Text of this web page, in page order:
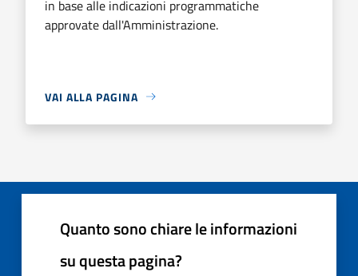
in base alle indicazioni programmatiche
approvate dall'Amministrazione.
VAI ALLA PAGINA
Quanto sono chiare le informazioni
su questa pagina?